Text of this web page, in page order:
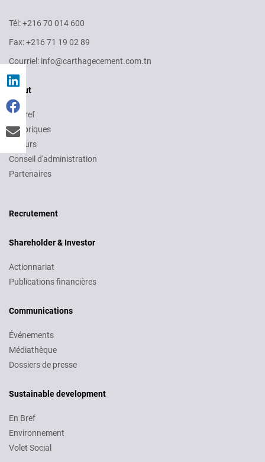
Tél: +216 70 014 600
Fax: +216 71 19 02 89
Courriel: info@carthagecement.com.tn
About
En bref
Historiques
Valeurs
Conseil d'administration
Partenaires
Recrutement
Shareholder & Investor
Actionnariat
Publications financières
Communications
Événements
Médiathèque
Dossiers de presse
Sustainable development
En Bref
Environnement
Volet Social